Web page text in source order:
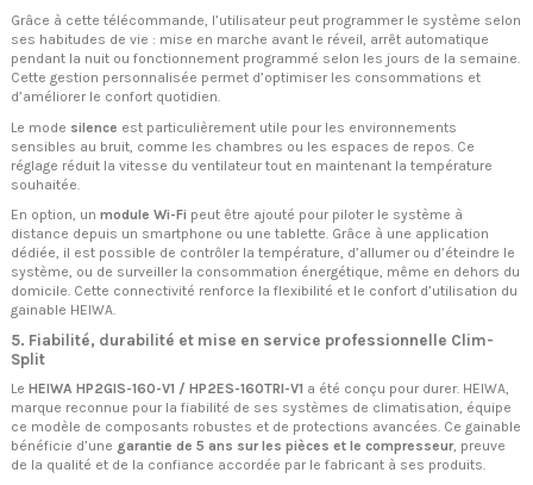
Grâce à cette télécommande, l’utilisateur peut programmer le système selon
ses habitudes de vie : mise en marche avant le réveil, arrêt automatique
pendant la nuit ou fonctionnement programmé selon les jours de la semaine.
Cette gestion personnalisée permet d’optimiser les consommations et
d’améliorer le confort quotidien.
Le mode silence est particulièrement utile pour les environnements
sensibles au bruit, comme les chambres ou les espaces de repos. Ce
réglage réduit la vitesse du ventilateur tout en maintenant la température
souhaitée.
En option, un module Wi-Fi peut être ajouté pour piloter le système à
distance depuis un smartphone ou une tablette. Grâce à une application
dédiée, il est possible de contrôler la température, d’allumer ou d’éteindre le
système, ou de surveiller la consommation énergétique, même en dehors du
domicile. Cette connectivité renforce la flexibilité et le confort d’utilisation du
gainable HEIWA.
5. Fiabilité, durabilité et mise en service professionnelle Clim-
Split
Le HEIWA HP2GIS-160-V1 / HP2ES-160TRI-V1 a été conçu pour durer. HEIWA,
marque reconnue pour la fiabilité de ses systèmes de climatisation, équipe
ce modèle de composants robustes et de protections avancées. Ce gainable
bénéficie d’une garantie de 5 ans sur les pièces et le compresseur, preuve
de la qualité et de la confiance accordée par le fabricant à ses produits.